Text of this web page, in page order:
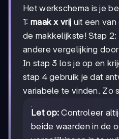
Het werkschema is je
1: maak x vrij uit een
de makkelijkste! Stap
andere vergelijking
In stap 3 los je op en
stap 4 gebruik je dat
variabele te vinden. Zo
Let op: Controleer
beide waarden in de